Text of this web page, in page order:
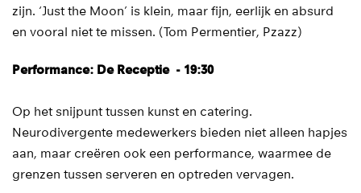
zijn. ‘Just the Moon’ is klein, maar fijn, eerlijk en absurd
en vooral niet te missen. (Tom Permentier, Pzazz)
Performance: De Receptie - 19:30
Op het snijpunt tussen kunst en catering.
Neurodivergente medewerkers bieden niet alleen hapjes
aan, maar creëren ook een performance, waarmee de
grenzen tussen serveren en optreden vervagen.